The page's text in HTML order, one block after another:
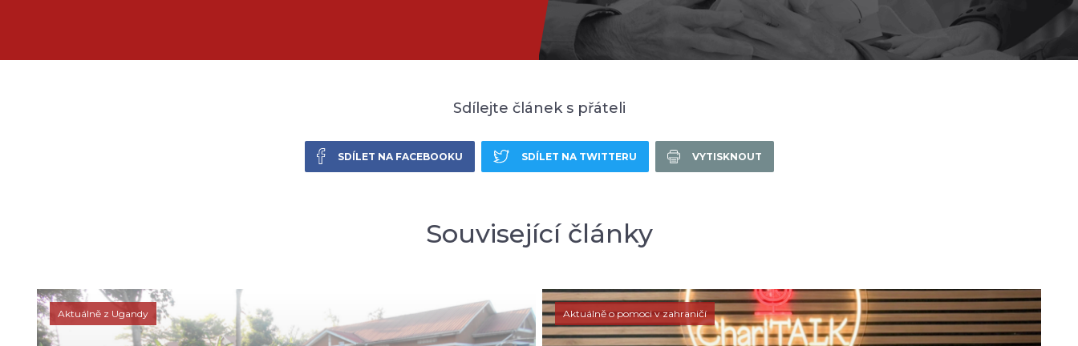
Sdílejte článek s přáteli
SDÍLET NA FACEBOOKU SDÍLET NA TWITTERU VYTISKNOUT
Související články
Aktuálně z Ugandy Aktuálně o pomoci v zahraničí